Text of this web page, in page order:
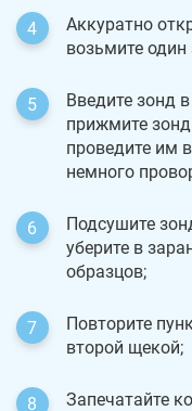
Аккуратно
возьмите
Введите зонд
прижмите
проведите им
немного
Подсушите
уберите в
образцов;
Повторите
второй щекой;
Запечатайте